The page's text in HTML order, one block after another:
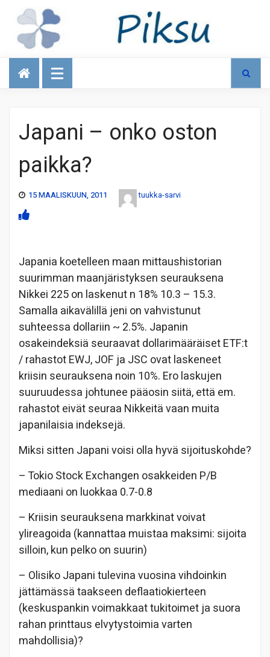
Talous
Japani – onko oston
paikka?
15 MAALISKUUN, 2011 tuukka-sarvi
Japania koetelleen maan mittaushistorian
suurimman maanjäristyksen seurauksena
Nikkei 225 on laskenut n 18% 10.3 – 15.3.
Samalla aikavälillä jeni on vahvistunut
suhteessa dollariin ~ 2.5%. Japanin
osakeindeksiä seuraavat dollarimääräiset ETF:t
/ rahastot EWJ, JOF ja JSC ovat laskeneet
kriisin seurauksena noin 10%. Ero laskujen
suuruudessa johtunee pääosin siitä, että em.
rahastot eivät seuraa Nikkeitä vaan muita
japanilaisia indeksejä.
Miksi sitten Japani voisi olla hyvä sijoituskohde?
– Tokio Stock Exchangen osakkeiden P/B
mediaani on luokkaa 0.7-0.8
– Kriisin seurauksena markkinat voivat
ylireagoida (kannattaa muistaa maksimi: sijoita
silloin, kun pelko on suurin)
– Olisiko Japani tulevina vuosina vihdoinkin
jättämässä taakseen deflaatiokierteen
(keskuspankin voimakkaat tukitoimet ja suora
rahan printtaus elvytystoimia varten
mahdollisia)?